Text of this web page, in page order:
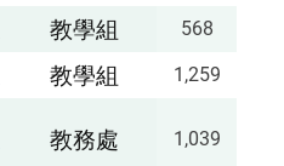
教學組 568
教學組 1,259
教務處 1,039